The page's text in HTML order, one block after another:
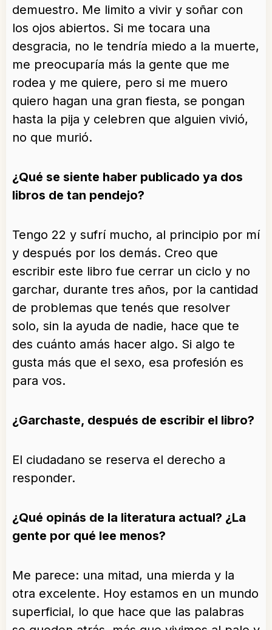
demuestro. Me limito a vivir y soñar con
los ojos abiertos. Si me tocara una
desgracia, no le tendría miedo a la muerte,
me preocuparía más la gente que me
rodea y me quiere, pero si me muero
quiero hagan una gran fiesta, se pongan
hasta la pija y celebren que alguien vivió,
no que murió.
¿Qué se siente haber publicado ya dos
libros de tan pendejo?
Tengo 22 y sufrí mucho, al principio por mí
y después por los demás. Creo que
escribir este libro fue cerrar un ciclo y no
garchar, durante tres años, por la cantidad
de problemas que tenés que resolver
solo, sin la ayuda de nadie, hace que te
des cuánto amás hacer algo. Si algo te
gusta más que el sexo, esa profesión es
para vos.
¿Garchaste, después de escribir el libro?
El ciudadano se reserva el derecho a
responder.
¿Qué opinás de la literatura actual? ¿La
gente por qué lee menos?
Me parece: una mitad, una mierda y la
otra excelente. Hoy estamos en un mundo
superficial, lo que hace que las palabras